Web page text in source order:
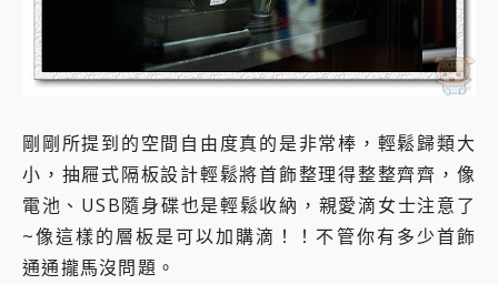
剛剛所提到的空間自由度真的是非常棒，輕鬆歸類大
小，抽屜式隔板設計輕鬆將首飾整理得整整齊齊，像
電池、USB隨身碟也是輕鬆收納，親愛滴女士注意了
~像這樣的層板是可以加購滴！！不管你有多少首飾
通通攏馬沒問題。